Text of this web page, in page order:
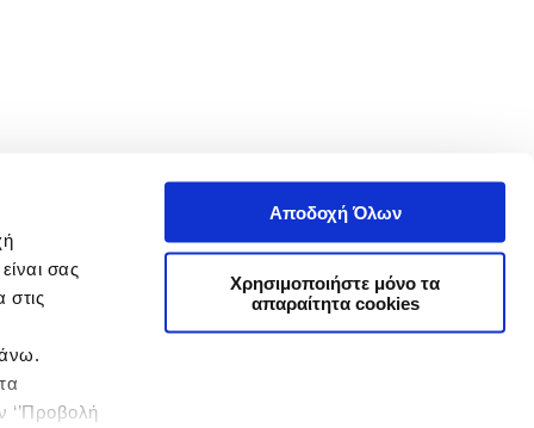
σας
στις
‘’Προβολή
Αποδοχή Όλων
Χρησιμοποιήστε μόνο τα
απαραίτητα cookies